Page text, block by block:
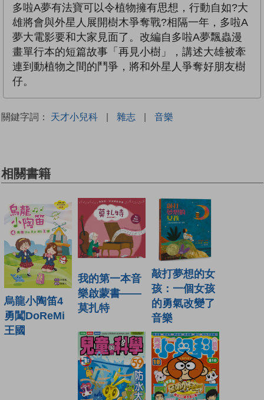
多啦A夢有法寶可以令植物擁有思想，行動自如?大
雄將會與外星人展開樹木爭奪戰?相隔一年，多啦A
夢大電影要和大家見面了。改編自多啦A夢飄蟲漫
畫單行本的短篇故事「再見小樹」，講述大雄被牽
連到動植物之間的鬥爭，將和外星人爭奪好朋友樹
仔。
關鍵字詞： 天才小兒科 | 雜志 | 音樂
相關書籍
烏龍小陶笛4
勇闖DoReMi
王國
我的第一本音
樂啟蒙書——
莫扎特
敲打夢想的女
孩：一個女孩
的勇氣改變了
音樂